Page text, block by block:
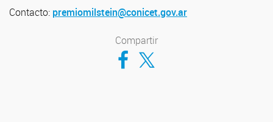
Contacto: premiomilstein@conicet.gov.ar
Compartir
Compartir en Facebook
Compartir en Twitter